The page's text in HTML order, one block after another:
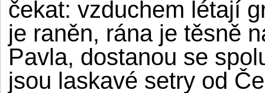
čekat: vzduchem létají
je raněn, rána je těsně
Pavla, dostanou se
jsou laskavé setry od